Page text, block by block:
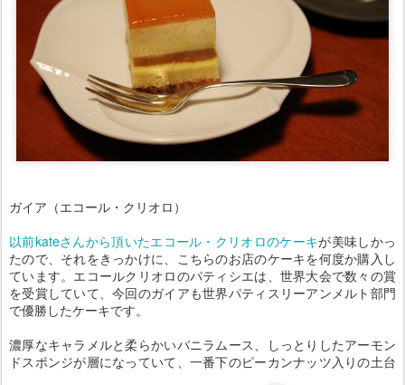
ガイア（エコール・クリオロ）
以前kateさんから頂いたエコール・クリオロのケーキが美味しかっ
たので、それをきっかけに、こちらのお店のケーキを何度か購入し
ています。エコールクリオロのパティシエは、世界大会で数々の賞
を受賞していて、今回のガイアも世界パティスリーアンメルト部門
で優勝したケーキです。
濃厚なキャラメルと柔らかいバニラムース、しっとりしたアーモン
ドスポンジが層になっていて、一番下のピーカンナッツ入りの土台